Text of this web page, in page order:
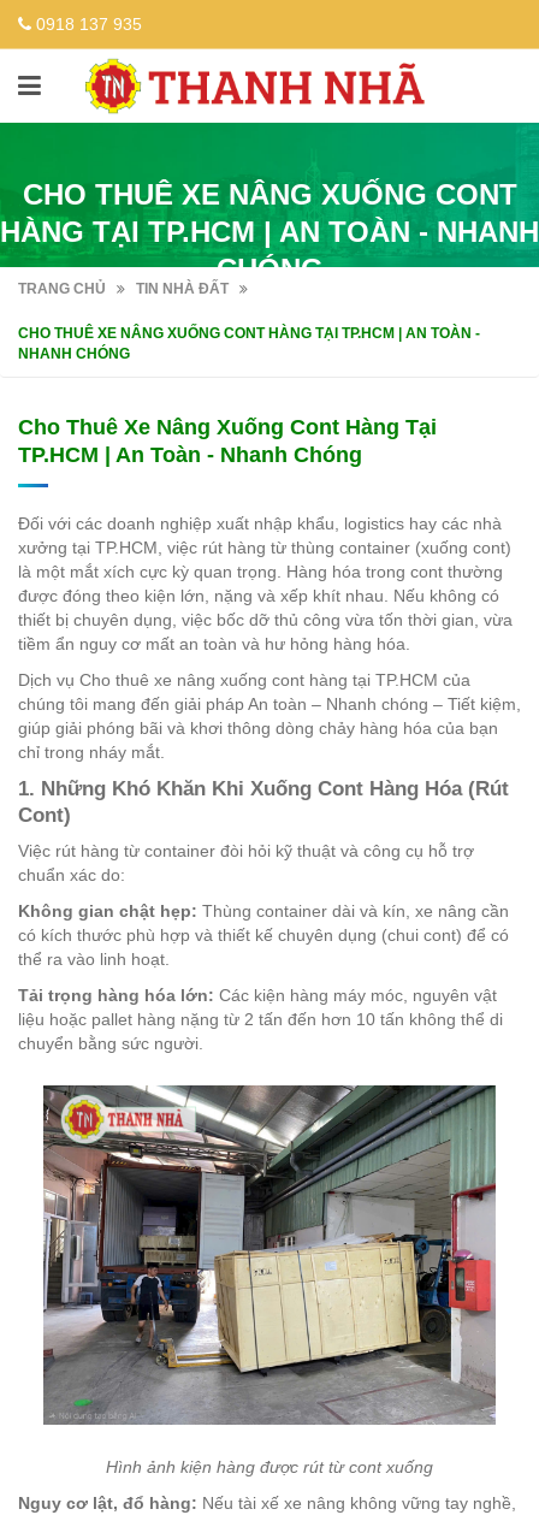
0918 137 935
CHO THUÊ XE NÂNG XUỐNG CONT
HÀNG TẠI TP.HCM | AN TOÀN - NHANH
CHÓNG
TRANG CHỦ TIN NHÀ ĐẤT
CHO THUÊ XE NÂNG XUỐNG CONT HÀNG TẠI TP.HCM | AN TOÀN -
NHANH CHÓNG
Cho Thuê Xe Nâng Xuống Cont Hàng Tại
TP.HCM | An Toàn - Nhanh Chóng
Đối với các doanh nghiệp xuất nhập khẩu, logistics hay các nhà
xưởng tại TP.HCM, việc rút hàng từ thùng container (xuống cont)
là một mắt xích cực kỳ quan trọng. Hàng hóa trong cont thường
được đóng theo kiện lớn, nặng và xếp khít nhau. Nếu không có
thiết bị chuyên dụng, việc bốc dỡ thủ công vừa tốn thời gian, vừa
tiềm ẩn nguy cơ mất an toàn và hư hỏng hàng hóa.
Dịch vụ Cho thuê xe nâng xuống cont hàng tại TP.HCM của
chúng tôi mang đến giải pháp An toàn – Nhanh chóng – Tiết kiệm,
giúp giải phóng bãi và khơi thông dòng chảy hàng hóa của bạn
chỉ trong nháy mắt.
1. Những Khó Khăn Khi Xuống Cont Hàng Hóa (Rút
Cont)
Việc rút hàng từ container đòi hỏi kỹ thuật và công cụ hỗ trợ
chuẩn xác do:
Không gian chật hẹp: Thùng container dài và kín, xe nâng cần
có kích thước phù hợp và thiết kế chuyên dụng (chui cont) để có
thể ra vào linh hoạt.
Tải trọng hàng hóa lớn: Các kiện hàng máy móc, nguyên vật
liệu hoặc pallet hàng nặng từ 2 tấn đến hơn 10 tấn không thể di
chuyển bằng sức người.
Hình ảnh kiện hàng được rút từ cont xuống
Nguy cơ lật, đổ hàng: Nếu tài xế xe nâng không vững tay nghề,